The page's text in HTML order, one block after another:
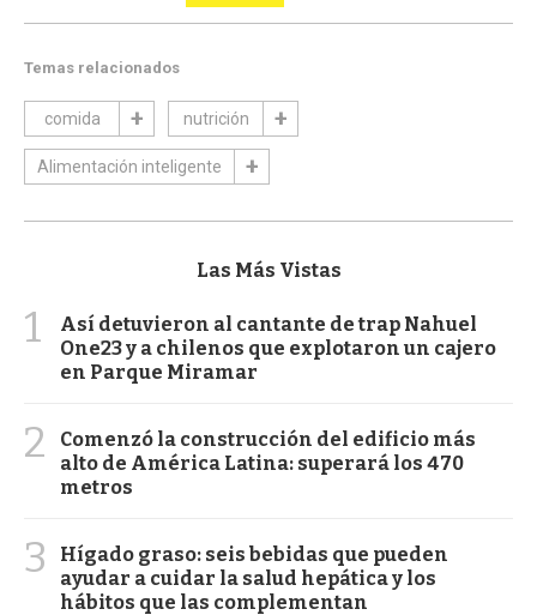
Temas relacionados
comida nutrición
Alimentación inteligente
Las Más Vistas
1
Así detuvieron al cantante de trap Nahuel
One23 y a chilenos que explotaron un cajero
en Parque Miramar
2
Comenzó la construcción del edificio más
alto de América Latina: superará los 470
metros
3
Hígado graso: seis bebidas que pueden
ayudar a cuidar la salud hepática y los
hábitos que las complementan